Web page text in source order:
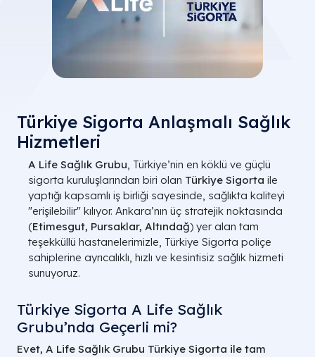
Türkiye Sigorta Anlaşmalı Sağlık
Hizmetleri
A Life Sağlık Grubu, Türkiye’nin en köklü ve güçlü
sigorta kuruluşlarından biri olan Türkiye Sigorta ile
yaptığı kapsamlı iş birliği sayesinde, sağlıkta kaliteyi
"erişilebilir" kılıyor. Ankara’nın üç stratejik noktasında
(Etimesgut, Pursaklar, Altındağ) yer alan tam
teşekküllü hastanelerimizle, Türkiye Sigorta poliçe
sahiplerine ayrıcalıklı, hızlı ve kesintisiz sağlık hizmeti
sunuyoruz.
Türkiye Sigorta A Life Sağlık
Grubu’nda Geçerli mi?
Evet, A Life Sağlık Grubu Türkiye Sigorta ile tam